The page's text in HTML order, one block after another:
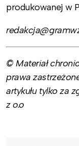
produkowanej w
© Materiał
prawa
artykułu tylko za
z o.o